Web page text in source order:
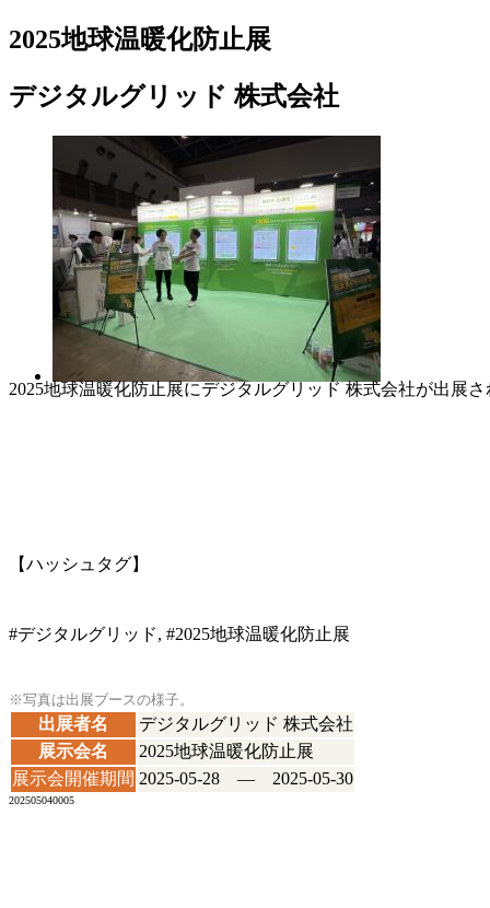
2025地球温暖化防止展
デジタルグリッド 株式会社
2025地球温暖化防止展にデジタルグリッド 株式会社が出展
【ハッシュタグ】
#デジタルグリッド, #2025地球温暖化防止展
※写真は出展ブースの様子。
出展者名
デジタルグリッド 株式会社
展示会名
2025地球温暖化防止展
展示会開催期間 2025-05-28 ― 2025-05-30
202505040005